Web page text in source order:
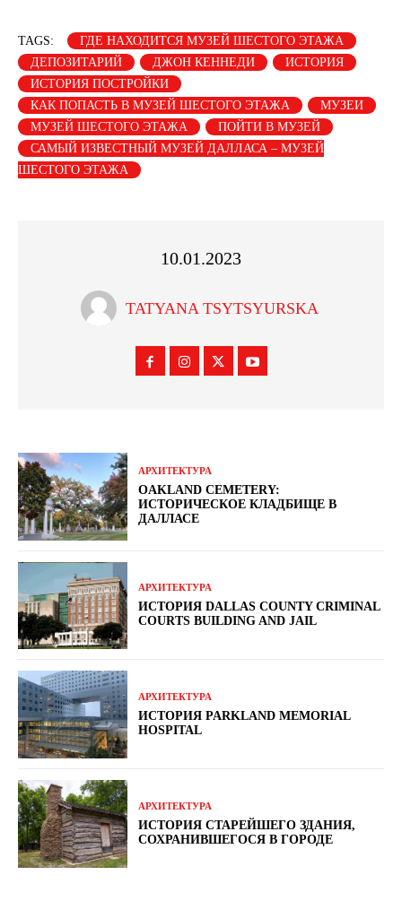
TAGS:
ГДЕ НАХОДИТСЯ МУЗЕЙ ШЕСТОГО ЭТАЖА
ДЕПОЗИТАРИЙ
ДЖОН КЕННЕДИ
ИСТОРИЯ
ИСТОРИЯ ПОСТРОЙКИ
КАК ПОПАСТЬ В МУЗЕЙ ШЕСТОГО ЭТАЖА
МУЗЕИ
МУЗЕЙ ШЕСТОГО ЭТАЖА
ПОЙТИ В МУЗЕЙ
САМЫЙ ИЗВЕСТНЫЙ МУЗЕЙ ДАЛЛАСА – МУЗЕЙ
ШЕСТОГО ЭТАЖА
10.01.2023
TATYANA TSYTSYURSKA
АРХИТЕКТУРА
OAKLAND CEMETERY:
ИСТОРИЧЕСКОЕ КЛАДБИЩЕ В
ДАЛЛАСЕ
АРХИТЕКТУРА
ИСТОРИЯ DALLAS COUNTY CRIMINAL
COURTS BUILDING AND JAIL
АРХИТЕКТУРА
ИСТОРИЯ PARKLAND MEMORIAL
HOSPITAL
АРХИТЕКТУРА
ИСТОРИЯ СТАРЕЙШЕГО ЗДАНИЯ,
СОХРАНИВШЕГОСЯ В ГОРОДЕ